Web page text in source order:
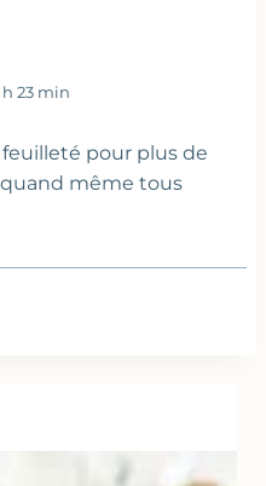
23 min
feuilleté pour plus de
même tous